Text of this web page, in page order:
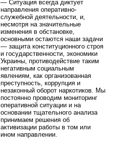
— Ситуация всегда диктует
направления оперативно-
служебной деятельности, и,
несмотря на значительные
изменения в обстановке,
основными остаются наши задачи
— защита конституционного строя
и государственности, экономики
Украины, противодействие таким
негативным социальным
явлениям, как организованная
преступность, коррупция и
незаконный оборот наркотиков. Мы
постоянно проводим мониторинг
оперативной ситуации и на
основании тщательного анализа
принимаем решения об
активизации работы в том или
ином направлении.